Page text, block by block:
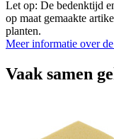
Let op: De bedenktijd
op maat gemaakte
planten.
Meer informatie over
Vaak samen